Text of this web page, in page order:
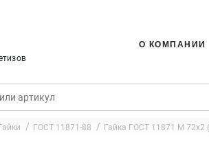
О КОМПАНИИ
Гайки ГОСТ 11871-88 Гайка ГОСТ 11871 M 72x2